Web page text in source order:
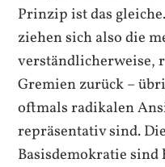
Prinzip ist das
ziehen sich also die
verständlicherweise,
Gremien zurück –
oftmals radikalen
repräsentativ sind.
Basisdemokratie